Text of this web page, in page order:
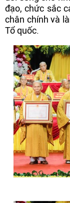
đạo, chức sắc
chân chính và
Tổ quốc.